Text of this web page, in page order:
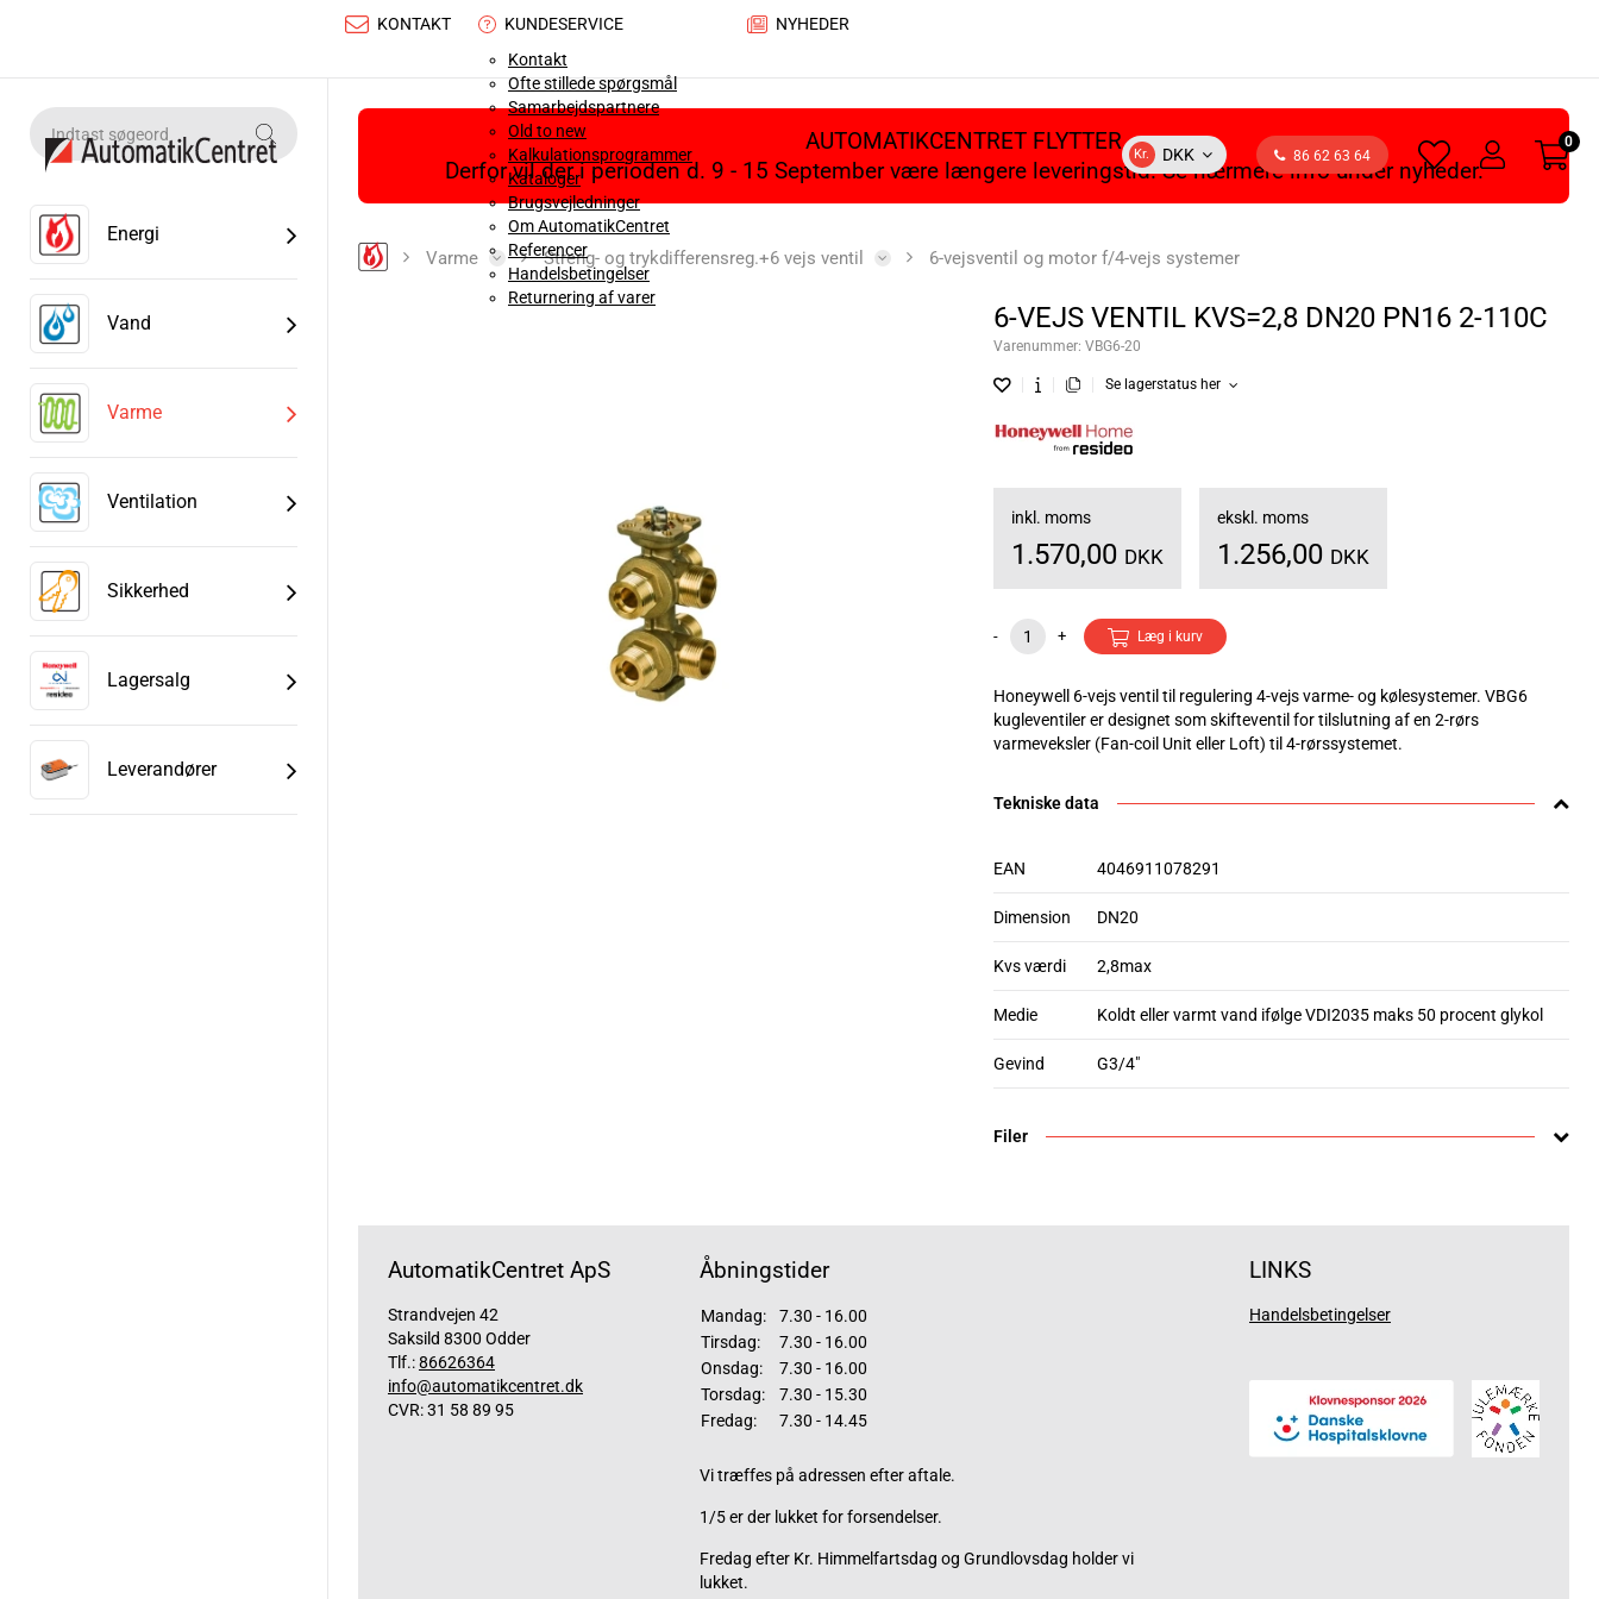
KONTAKT
KUNDESERVICE
Kontakt
Ofte stillede spørgsmål
Samarbejdspartnere
Old to new
Kalkulationsprogrammer
Kataloger
Brugsvejledninger
Om AutomatikCentret
Referencer
Handelsbetingelser
Returnering af varer
NYHEDER
Kr. DKK 86 62 63 64
heart
light
light
0
Energi
Vand
Varme
Ventilation
Sikkerhed
Lagersalg
Leverandører
AUTOMATIKCENTRET FLYTTER
Derfor vil der i perioden d. 9 - 15 September være længere leveringstid. Se nærmere info under nyheder.
Varme Streng- og trykdifferensreg.+6 vejs ventil 6-vejsventil og motor f/4-vejs systemer
6-VEJS VENTIL KVS=2,8 DN20 PN16 2-110C
Varenummer: VBG6-20
Se lagerstatus her
inkl. moms
1.570,00 DKK
ekskl. moms
1.256,00 DKK
- + Læg i kurv
Honeywell 6-vejs ventil til regulering 4-vejs varme- og kølesystemer. VBG6
kugleventiler er designet som skifteventil for tilslutning af en 2-rørs
varmeveksler (Fan-coil Unit eller Loft) til 4-rørssystemet.
Tekniske data
EAN 4046911078291
Dimension DN20
Kvs værdi 2,8max
Medie Koldt eller varmt vand ifølge VDI2035 maks 50 procent glykol
Gevind G3/4"
Filer
AutomatikCentret ApS
Strandvejen 42
Saksild 8300 Odder
Tlf.:86626364
info@automatikcentret.dk
CVR: 31 58 89 95
Åbningstider
Mandag:
7.30 - 16.00
Tirsdag:
7.30 - 16.00
Onsdag:
7.30 - 16.00
Torsdag:
7.30 - 15.30
Fredag:
7.30 - 14.45
Vi træffes på adressen efter aftale.
1/5 er der lukket for forsendelser.
Fredag efter Kr. Himmelfartsdag og Grundlovsdag holder vi
lukket.
LINKS
Handelsbetingelser